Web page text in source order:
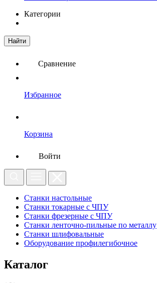
Категории
Найти
Сравнение
Избранное
Корзина
Войти
Станки настольные
Станки токарные с ЧПУ
Станки фрезерные с ЧПУ
Станки ленточно-пильные по металлу
Станки шлифовальные
Оборудование профилегибочное
Каталог